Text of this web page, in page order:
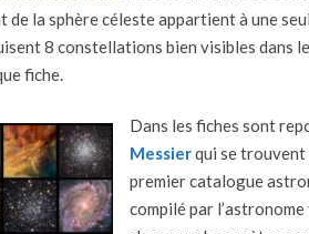
de la sphère céleste appartient à une
8 constellations bien visibles dans
fiche.
Dans les fiches sont
Messierqui se trouvent
premier catalogue
compilé par